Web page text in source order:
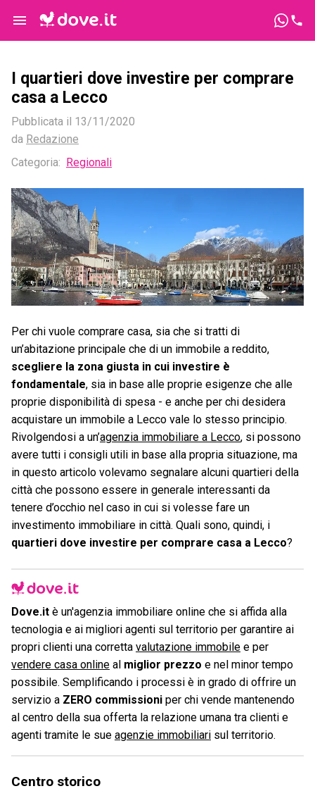
I quartieri dove investire per comprare
casa a Lecco
Pubblicata il 13/11/2020
da Redazione
Categoria:
Regionali
Per chi vuole comprare casa, sia che si tratti di
un’abitazione principale che di un immobile a reddito,
scegliere la zona giusta in cui investire è
fondamentale, sia in base alle proprie esigenze che alle
proprie disponibilità di spesa - e anche per chi desidera
acquistare un immobile a Lecco vale lo stesso principio.
Rivolgendosi a un’agenzia immobiliare a Lecco, si possono
avere tutti i consigli utili in base alla propria situazione, ma
in questo articolo volevamo segnalare alcuni quartieri della
città che possono essere in generale interessanti da
tenere d’occhio nel caso in cui si volesse fare un
investimento immobiliare in città. Quali sono, quindi, i
quartieri dove investire per comprare casa a Lecco?
Dove.it è un'agenzia immobiliare online che si affida alla
tecnologia e ai migliori agenti sul territorio per garantire ai
propri clienti una corretta valutazione immobile e per
vendere casa online al miglior prezzo e nel minor tempo
possibile. Semplificando i processi è in grado di offrire un
servizio a ZERO commissioni per chi vende mantenendo
al centro della sua offerta la relazione umana tra clienti e
agenti tramite le sue agenzie immobiliari sul territorio.
Centro storico